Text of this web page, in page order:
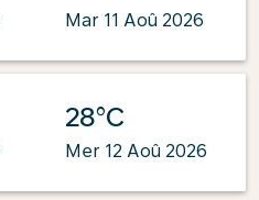
Mar 11 Aoû 2026
28°C
Mer 12 Aoû 2026